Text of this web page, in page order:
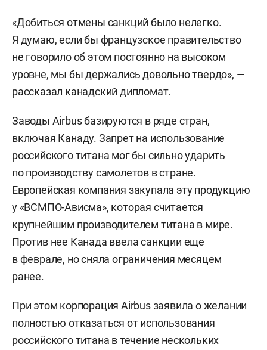
«Добиться отмены санкций было нелегко.
Я думаю, если бы французское правительство
не говорило об этом постоянно на высоком
уровне, мы бы держались довольно твердо», —
рассказал канадский дипломат.
Заводы Airbus базируются в ряде стран,
включая Канаду. Запрет на использование
российского титана мог бы сильно ударить
по производству самолетов в стране.
Европейская компания закупала эту продукцию
у «ВСМПО-Ависма», которая считается
крупнейшим производителем титана в мире.
Против нее Канада ввела санкции еще
в феврале, но сняла ограничения месяцем
ранее.
При этом корпорация Airbusзаявила о желании
полностью отказаться от использования
российского титана в течение нескольких